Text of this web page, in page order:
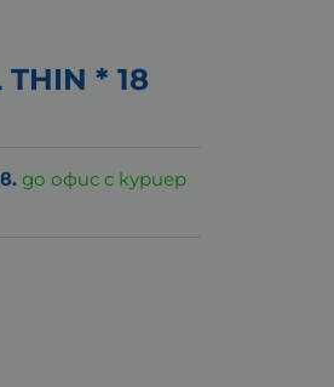
* 18
до офис с куриер